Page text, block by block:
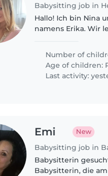
Babysitting job in
Hallo! Ich bin Nina
namens Erika. Wir
Betreuung für Erika,
Number of
Age of children:
Last activity:
Emi New
Babysitting job in
Babysitterin gesucht Hallo 😊 ich suche eine
Babysitterin, die